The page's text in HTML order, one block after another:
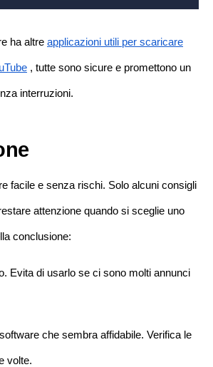
ha altre applicazioni utili per scaricare
, tutte sono sicure e promettono un
interruzioni.
facile e senza rischi. Solo alcuni consigli
attenzione quando si sceglie uno
conclusione:
Evita di usarlo se ci sono molti annunci
che sembra affidabile. Verifica le
volte.